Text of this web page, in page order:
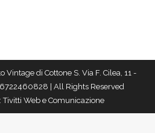
di Cottone S. Via F. Cilea, 11 -
| All Rights Reserved
Tivitti Web e Comunicazione